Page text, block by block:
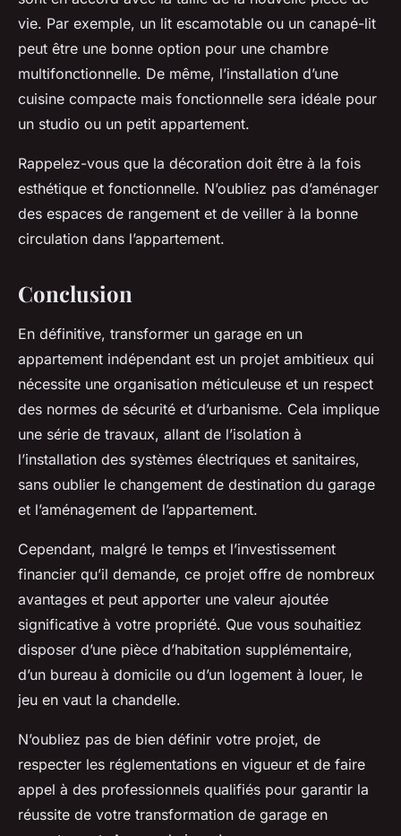
vie. Par exemple, un lit escamotable ou un canapé-lit
peut être une bonne option pour une chambre
multifonctionnelle. De même, l’installation d’une
cuisine compacte mais fonctionnelle sera idéale pour
un studio ou un petit appartement.
Rappelez-vous que la décoration doit être à la fois
esthétique et fonctionnelle. N’oubliez pas d’aménager
des espaces de rangement et de veiller à la bonne
circulation dans l’appartement.
Conclusion
En définitive, transformer un garage en un
appartement indépendant est un projet ambitieux qui
nécessite une organisation méticuleuse et un respect
des normes de sécurité et d’urbanisme. Cela implique
une série de travaux, allant de l’isolation à
l’installation des systèmes électriques et sanitaires,
sans oublier le changement de destination du garage
et l’aménagement de l’appartement.
Cependant, malgré le temps et l’investissement
financier qu’il demande, ce projet offre de nombreux
avantages et peut apporter une valeur ajoutée
significative à votre propriété. Que vous souhaitiez
disposer d’une pièce d’habitation supplémentaire,
d’un bureau à domicile ou d’un logement à louer, le
jeu en vaut la chandelle.
N’oubliez pas de bien définir votre projet, de
respecter les réglementations en vigueur et de faire
appel à des professionnels qualifiés pour garantir la
réussite de votre transformation de garage en